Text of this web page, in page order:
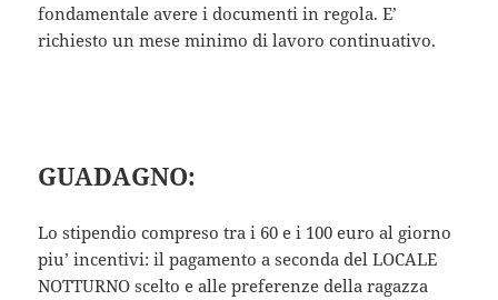
fondamentale avere i documenti in regola. E’
richiesto un mese minimo di lavoro continuativo.
GUADAGNO:
Lo stipendio compreso tra i 60 e i 100 euro al giorno
piu’ incentivi: il pagamento a seconda del LOCALE
NOTTURNO scelto e alle preferenze della ragazza